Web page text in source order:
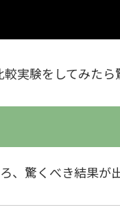
実験をしてみたら
、驚くべき結果が